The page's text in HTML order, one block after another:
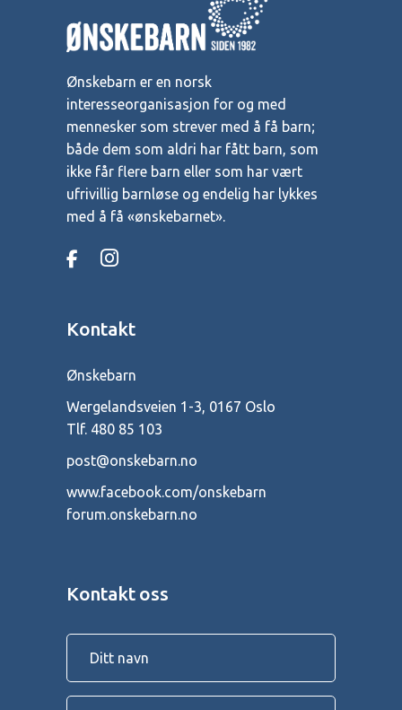
Ønskebarn er en norsk
interesseorganisasjon for og med
mennesker som strever med å få barn;
både dem som aldri har fått barn, som
ikke får flere barn eller som har vært
ufrivillig barnløse og endelig har lykkes
med å få «ønskebarnet».
Kontakt
Ønskebarn
Wergelandsveien 1-3, 0167 Oslo
Tlf. 480 85 103
post@onskebarn.no
www.facebook.com/onskebarn
forum.onskebarn.no
Kontakt oss